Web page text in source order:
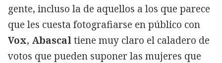
gente, incluso la de aquellos a los que parece
que les cuesta fotografiarse en público con
Vox, Abascal tiene muy claro el caladero de
votos que pueden suponer las mujeres que